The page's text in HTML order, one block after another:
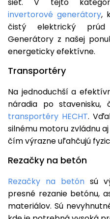
sieť. V tejto
invertorové generátory,
čistý elektrický
Generátory z našej
energeticky efektívne.
Transportéry
Na jednoduchší a
náradia po stavenisku,
transportéry HECHT.
silnému motoru zvládnu
čím výrazne uľahčujú
Rezačky na betón
Rezačky na betón sú
presné rezanie betónu,
materiálov. Sú